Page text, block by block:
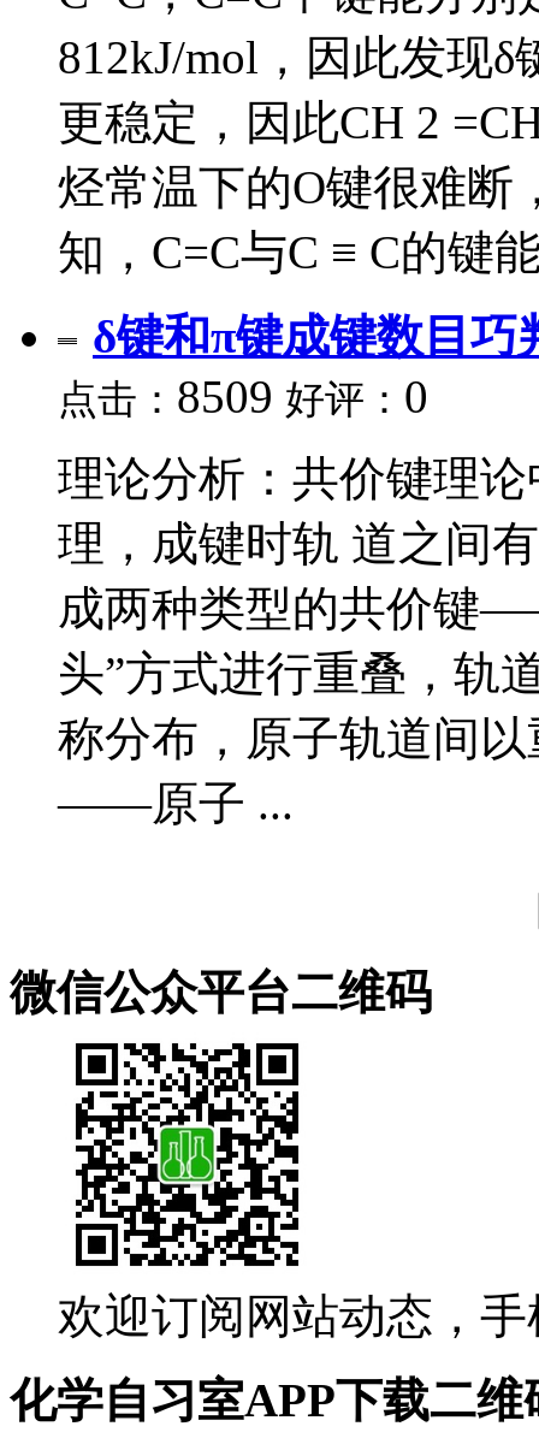
812kJ/mol，因此发现
更稳定，因此CH 2
烃常温下的O键很难断
知，C=C与C ≡ C的键
δ键和π键成键数目巧
点击： 8509 好评： 0
理论分析：共价键理
理，成键时轨 道之间
成两种类型的共价键
头”方式进行重叠，轨
称分布，原子轨道间
——原子 ...
微信公众平台二维码
欢迎订阅网站动态，
化学自习室APP下载二维